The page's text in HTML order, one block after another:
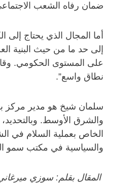
ضمان رفاه الشعب
أما المجال الذي يحتاج
إلى حد ما من حيث البنية
على المستوى الحكومي.
نطاق واسع”.
سلمان شيخ هو مدير مركز
والشرق الأوسط.
والسياسية في مكتب سمو
المقال بقلم: سوزي